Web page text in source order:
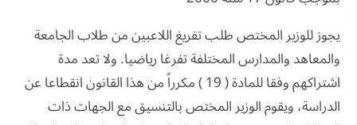
يجوز للوزير المختص طلب تفريغ اللاعبين من طلاب الجامعة
والمعاهد والمدارس المختلفة تفرغا رياضيا. ولا تعد مدة
اشتراكهم وفقا للمادة ( 19 ) مكرراً من هذا القانون انقطاعا عن
الدراسة، ويقوم الوزير المختص بالتنسيق مع الجهات ذات